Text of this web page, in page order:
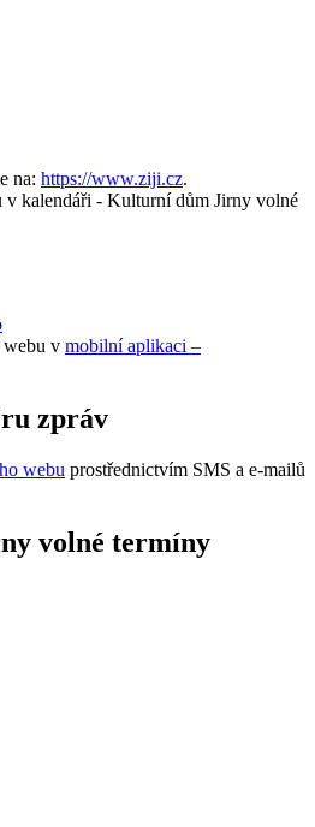
na: https://www.ziji.cz.
kalendáři - Kulturní dům Jirny volné
webu v mobilní aplikaci –
zpráv
webu prostřednictvím SMS a e-mailů
volné termíny